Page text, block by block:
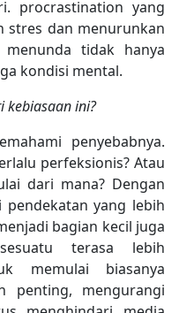
procrastination yang
stres dan menurunkan
tidak hanya
kondisi mental.
kebiasaan ini?
penyebabnya.
perfeksionis? Atau
dari mana? Dengan
yang lebih
bagian kecil juga
terasa lebih
memulai biasanya
penting, mengurangi